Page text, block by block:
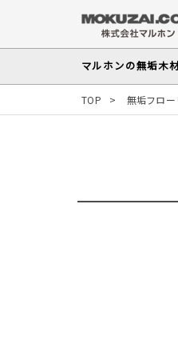
マルホンの無垢木
その
無垢材
TOP > 無垢フロ